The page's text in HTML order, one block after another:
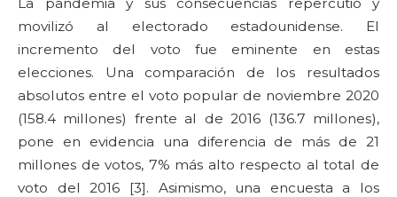
movilizó al electorado estadounidense. El
incremento del voto fue eminente en estas
elecciones. Una comparación de los resultados
absolutos entre el voto popular de noviembre 2020
(158.4 millones) frente al de 2016 (136.7 millones),
pone en evidencia una diferencia de más de 21
millones de votos, 7% más alto respecto al total de
voto del 2016 [3]. Asimismo, una encuesta a los